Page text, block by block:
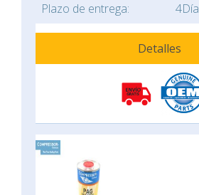
Plazo de entrega:
4Día
Detalles